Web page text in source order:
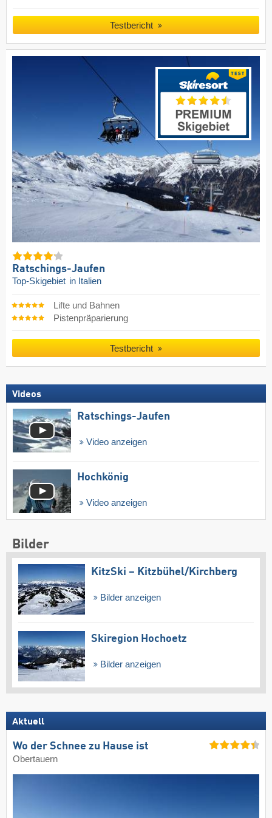
Testbericht
Ratschings-Jaufen
Top-Skigebiet in Italien
Lifte und Bahnen
Pistenpräparierung
Testbericht
Videos
Ratschings-Jaufen
Video anzeigen
Hochkönig
Video anzeigen
Bilder
KitzSki – Kitzbühel/​Kirchberg
Bilder anzeigen
Skiregion Hochoetz
Bilder anzeigen
Aktuell
Wo der Schnee zu Hause ist
Obertauern